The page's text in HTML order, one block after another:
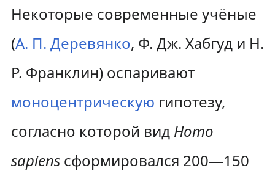
Некоторые современные учёные
(А. П. Деревянко, Ф. Дж. Хабгуд и Н.
Р. Франклин) оспаривают
моноцентрическую гипотезу,
согласно которой вид Homo
sapiensсформировался 200—150